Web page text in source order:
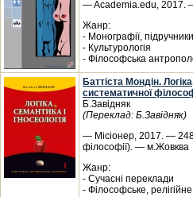
— Academia.edu, 2017.
Жанр:
- Монографії, підручники
- Культурологія
- Філософська
Баттіста Мондін.
систематичної
Б.Завідняк
(Переклад: Б.Завідняк)
— Місіонер, 2017. —
філософії). — м.Жовква
Жанр:
- Сучасні переклади
- Філософське, релігійне